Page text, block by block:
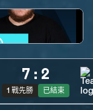
7 : 2
1 戰先勝 已結束